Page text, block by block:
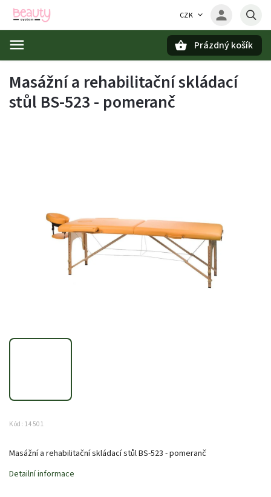
CZK
Prázdný košík
Masážní a rehabilitační skládací
stůl BS-523 - pomeranč
Kód: 14501
Masážní a rehabilitační skládací stůl BS-523 - pomeranč
Detailní informace